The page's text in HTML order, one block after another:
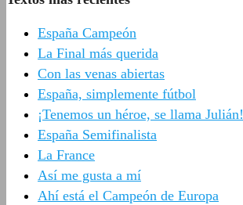
España Campeón
La Final más querida
Con las venas abiertas
España, simplemente fútbol
¡Tenemos un héroe, se llama Julián!
España Semifinalista
La France
Así me gusta a mí
Ahí está el Campeón de Europa